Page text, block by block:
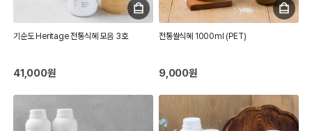
기순도 Heritage 전통식혜 모음 3호
41,000원
전통쌀식혜 1000ml (PET)
9,000원